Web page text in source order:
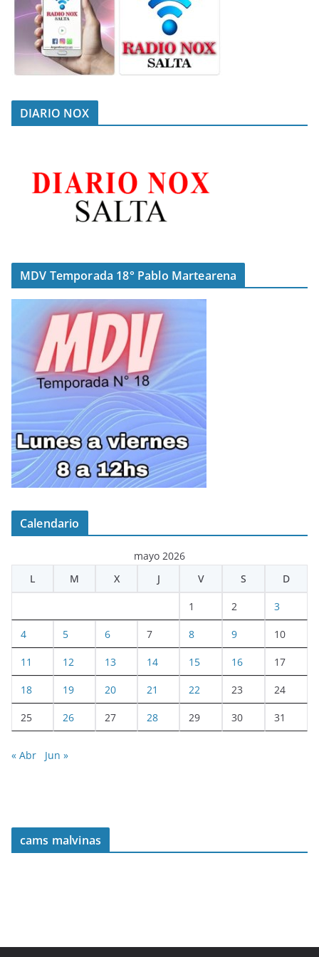
DIARIO NOX
MDV Temporada 18° Pablo Martearena
Calendario
mayo 2026
L
M X J V S D
1 2 3
4 5 6 7 8 9 10
11 12 13 14 15 16 17
18 19 20 21 22 23 24
25 26 27 28 29 30 31
« Abr Jun »
cams malvinas